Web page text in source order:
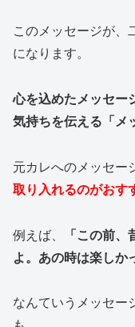
このメッセージが、
になります。
心を込めたメッセー
気持ちを伝える「メ
元カレへのメッセー
取り入れるのがおす
例えば、
「この前
よ。あの時は楽しか
なんていうメッセー